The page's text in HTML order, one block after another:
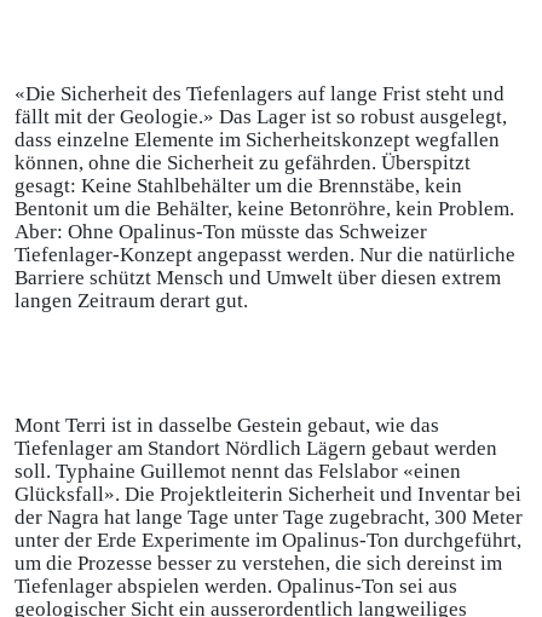
«Die Sicherheit des Tiefenlagers auf lange Frist steht und
fällt mit der Geologie.» Das Lager ist so robust ausgelegt,
dass einzelne Elemente im Sicherheitskonzept wegfallen
können, ohne die Sicherheit zu gefährden. Überspitzt
gesagt: Keine Stahlbehälter um die Brennstäbe, kein
Bentonit um die Behälter, keine Betonröhre, kein Problem.
Aber: Ohne Opalinus-Ton müsste das Schweizer
Tiefenlager-Konzept angepasst werden. Nur die natürliche
Barriere schützt Mensch und Umwelt über diesen extrem
langen Zeitraum derart gut.
Mont Terri ist in dasselbe Gestein gebaut, wie das
Tiefenlager am Standort Nördlich Lägern gebaut werden
soll. Typhaine Guillemot nennt das Felslabor «einen
Glücksfall». Die Projektleiterin Sicherheit und Inventar bei
der Nagra hat lange Tage unter Tage zugebracht, 300 Meter
unter der Erde Experimente im Opalinus-Ton durchgeführt,
um die Prozesse besser zu verstehen, die sich dereinst im
Tiefenlager abspielen werden. Opalinus-Ton sei aus
geologischer Sicht ein ausserordentlich langweiliges